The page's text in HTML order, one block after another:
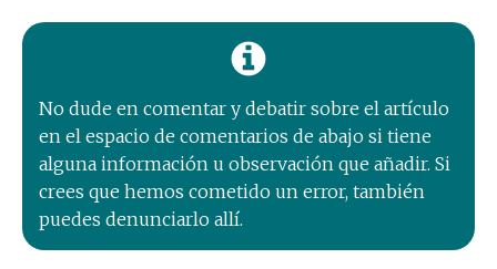
No dude en comentar y debatir sobre el artículo
en el espacio de comentarios de abajo si tiene
alguna información u observación que añadir. Si
crees que hemos cometido un error, también
puedes denunciarlo allí.